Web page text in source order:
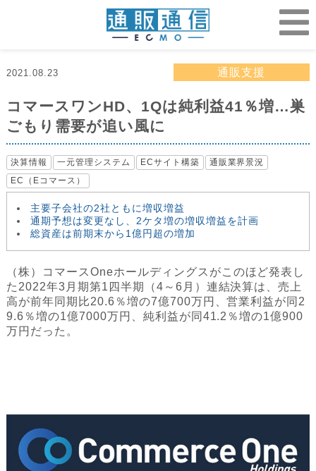
2021.08.23 通販支援
コマースワンHD、1Qは純利益41％増…巣
ごもり需要が追い風に
決算情報 一元管理システム ECサイト構築
通販業界景況
EC（Eコマース）
主要子会社の2社ともに増収増益
通期予想は変更なし、2ケタ増の増収増益を計画
総資産は前期末から1億円超の増加
（株）コマースOneホールディングスがこのほど発表し
た2022年3月期第1四半期（4～6月）連結決算は、売上
高が前年同期比20.6％増の7億700万円、営業利益が同2
9.6％増の1億7000万円、純利益が同41.2％増の1億900
万円だった。